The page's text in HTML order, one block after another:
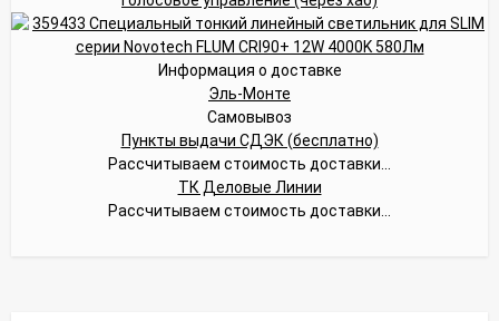
Информация о доставке
Эль-Монте
Самовывоз
Пункты выдачи СДЭК (бесплатно)
Рассчитываем стоимость доставки...
ТК Деловые Линии
Рассчитываем стоимость доставки...